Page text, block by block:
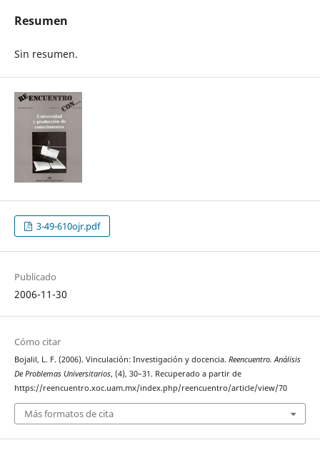
Resumen
Sin resumen.
3-49-610ojr.pdf
Publicado
2006-11-30
Cómo citar
Bojalil, L. F. (2006). Vinculación: Investigación y docencia. Reencuentro. Análisis
De Problemas Universitarios, (4), 30–31. Recuperado a partir de
https://reencuentro.xoc.uam.mx/index.php/reencuentro/article/view/70
Más formatos de cita